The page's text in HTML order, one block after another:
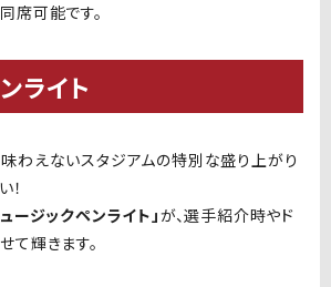
席可能です。
ライト
わえないスタジアムの特別な盛り上がり
！
ージックペンライト」が、選手紹介時やド
て輝きます。